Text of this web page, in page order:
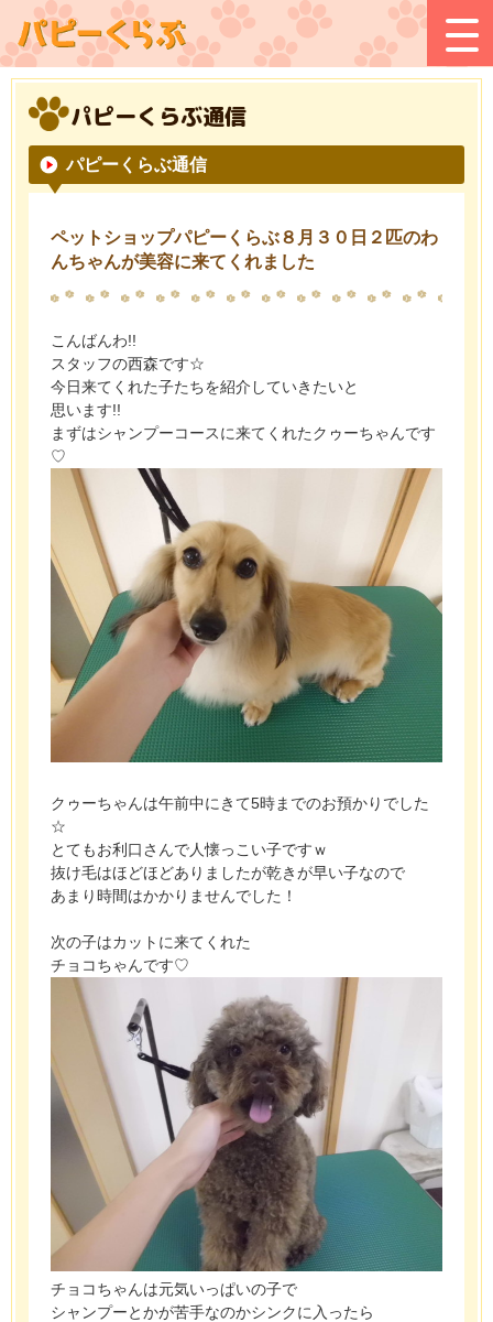
パピーくらぶ通信
パピーくらぶ通信
ペットショップパピーくらぶ８月３０日２匹のわ
んちゃんが美容に来てくれました
こんばんわ!!
スタッフの西森です☆
今日来てくれた子たちを紹介していきたいと
思います!!
まずはシャンプーコースに来てくれたクゥーちゃんです
♡
クゥーちゃんは午前中にきて5時までのお預かりでした
☆
とてもお利口さんで人懐っこい子ですｗ
抜け毛はほどほどありましたが乾きが早い子なので
あまり時間はかかりませんでした！
次の子はカットに来てくれた
チョコちゃんです♡
チョコちゃんは元気いっぱいの子で
シャンプーとかが苦手なのかシンクに入ったら